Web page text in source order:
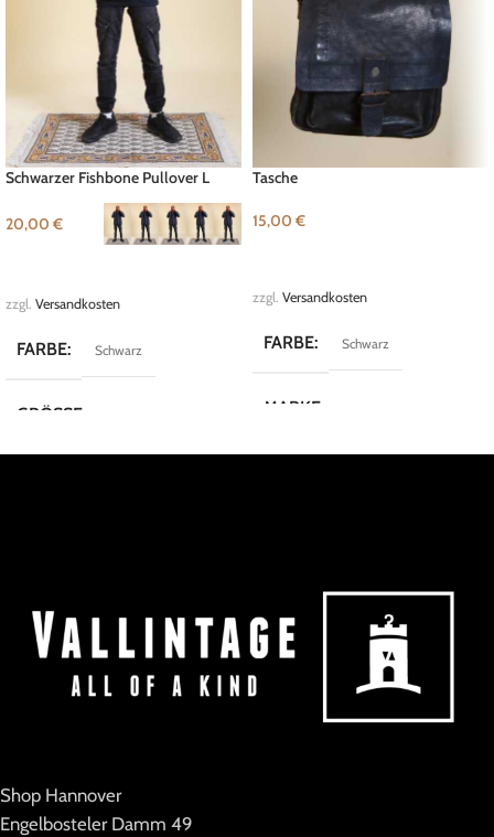
Schwarzer Fishbone Pullover L
20,00 €
zzgl. Versandkosten
FARBE Schwarz
GRÖSSE
Tasche
15,00 €
zzgl. Versandkosten
FARBE Schwarz
MARKE
Shop Hannover
Engelbosteler Damm 49